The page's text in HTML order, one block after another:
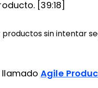
[39:18]
sin intentar
llamadoAgile